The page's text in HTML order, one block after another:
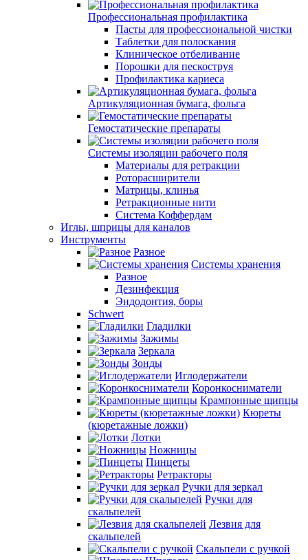
Профессиональная профилактика
Пасты для профессиональной чистки
Таблетки для полоскания
Клиническое отбеливание
Порошки для пескоструя
Профилактика кариеса
Артикуляционная бумага, фольга
Гемостатические препараты
Системы изоляции рабочего поля
Материалы для ретракции
Роторасширители
Матрицы, клинья
Ретракционные нити
Система Коффердам
Иглы, шприцы для каналов
Инструменты
Разное
Системы хранения
Разное
Дезинфекция
Эндодонтия, боры
Schwert
Гладилки
Зажимы
Зеркала
Зонды
Иглодержатели
Коронкосниматели
Крампонные щипцы
Кюреты
(кюретажные ложки)
Лотки
Ножницы
Пинцеты
Ретракторы
Ручки для зеркал
Ручки для
скальпелей
Лезвия для
скальпелей
Скальпели с ручкой